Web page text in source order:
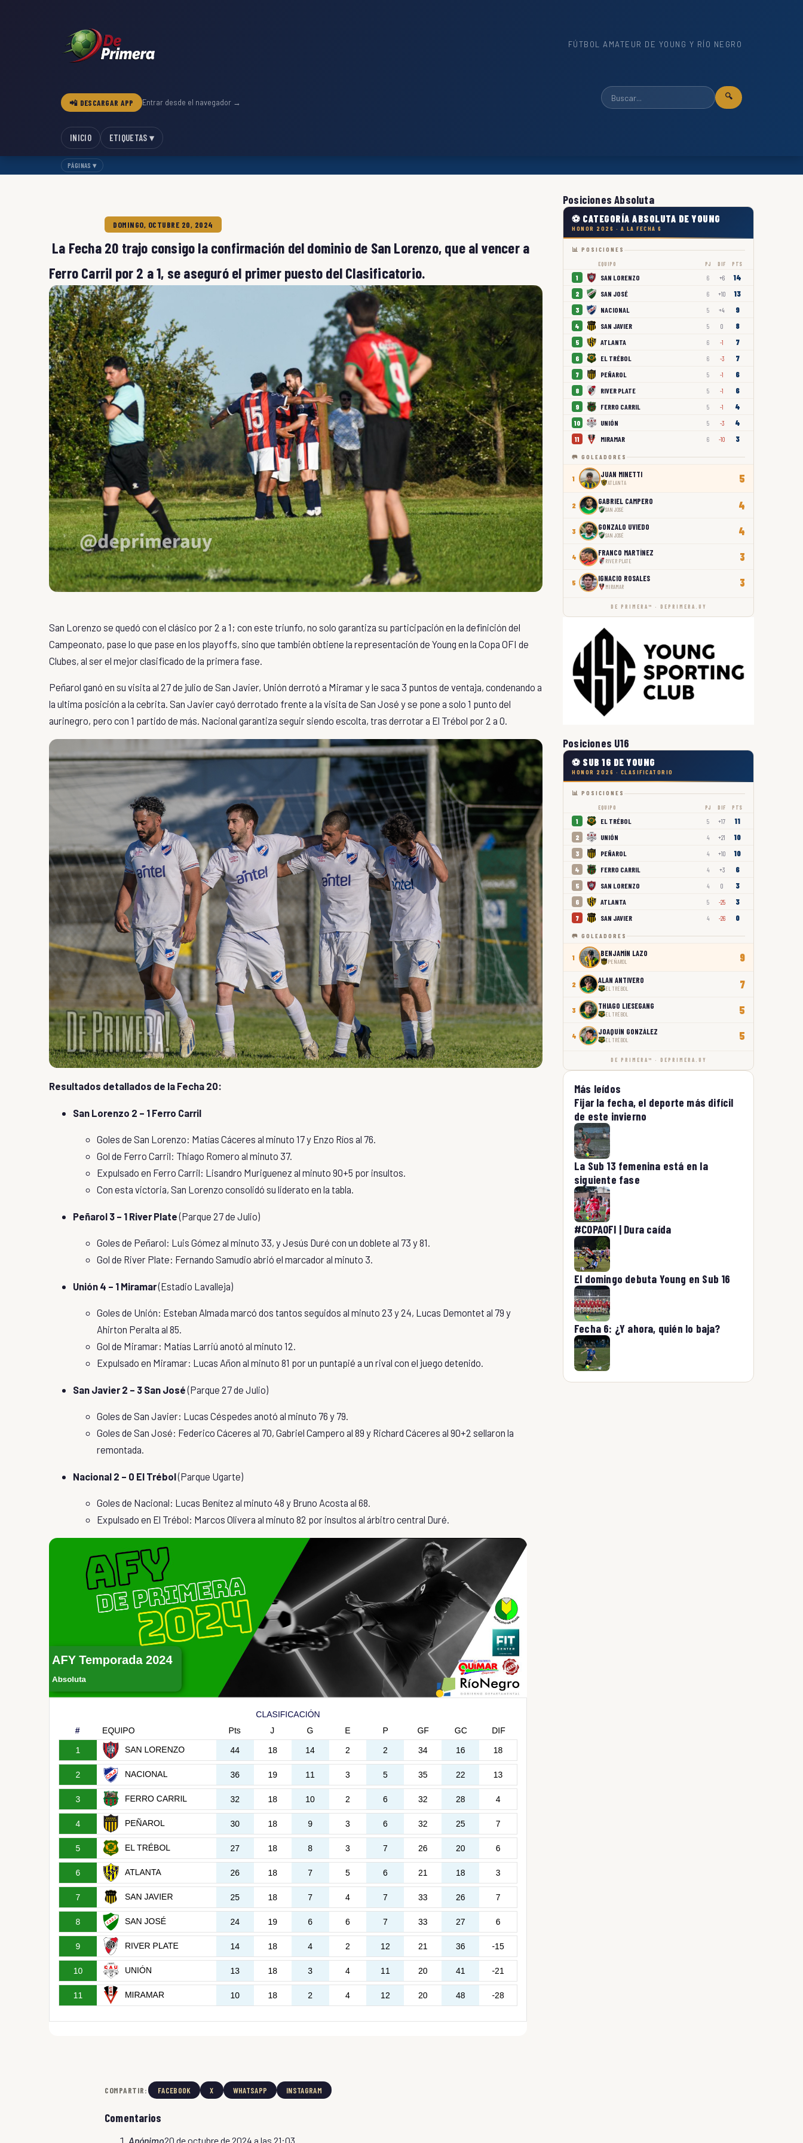
FÚTBOL AMATEUR DE YOUNG Y RÍO NEGRO
📲 DESCARGAR APP Entrar desde el navegador →
🔍
INICIO ETIQUETAS ▾
PÁGINAS ▾
DOMINGO, OCTUBRE 20, 2024
La Fecha 20 trajo consigo la confirmación del dominio de San Lorenzo, que al vencer a
Ferro Carril por 2 a 1, se aseguró el primer puesto del Clasificatorio.
San Lorenzo se quedó con el clásico por 2 a 1; con este triunfo, no solo garantiza su participación en la definición del
Campeonato, pase lo que pase en los playoffs, sino que también obtiene la representación de Young en la Copa OFI de
Clubes, al ser el mejor clasificado de la primera fase.
Peñarol ganó en su visita al 27 de julio de San Javier, Unión derrotó a Miramar y le saca 3 puntos de ventaja, condenando a
la ultima posición a la cebrita. San Javier cayó derrotado frente a la visita de San José y se pone a solo 1 punto del
aurinegro, pero con 1 partido de más. Nacional garantiza seguir siendo escolta, tras derrotar a El Trébol por 2 a 0.
Resultados detallados de la Fecha 20:
San Lorenzo 2 – 1 Ferro Carril
Goles de San Lorenzo: Matías Cáceres al minuto 17 y Enzo Ríos al 76.
Gol de Ferro Carril: Thiago Romero al minuto 37.
Expulsado en Ferro Carril: Lisandro Muriguenez al minuto 90+5 por insultos.
Con esta victoria, San Lorenzo consolidó su liderato en la tabla.
Peñarol 3 – 1 River Plate(Parque 27 de Julio)
Goles de Peñarol: Luis Gómez al minuto 33, y Jesús Duré con un doblete al 73 y 81.
Gol de River Plate: Fernando Samudio abrió el marcador al minuto 3.
Unión 4 – 1 Miramar(Estadio Lavalleja)
Goles de Unión: Esteban Almada marcó dos tantos seguidos al minuto 23 y 24, Lucas Demontet al 79 y
Ahirton Peralta al 85.
Gol de Miramar: Matías Larriú anotó al minuto 12.
Expulsado en Miramar: Lucas Añon al minuto 81 por un puntapié a un rival con el juego detenido.
San Javier 2 – 3 San José(Parque 27 de Julio)
Goles de San Javier: Lucas Céspedes anotó al minuto 76 y 79.
Goles de San José: Federico Cáceres al 70, Gabriel Campero al 89 y Richard Cáceres al 90+2 sellaron la
remontada.
Nacional 2 – 0 El Trébol(Parque Ugarte)
Goles de Nacional: Lucas Benítez al minuto 48 y Bruno Acosta al 68.
Expulsado en El Trébol: Marcos Olivera al minuto 82 por insultos al árbitro central Duré.
COMPARTIR: FACEBOOK X WHATSAPP INSTAGRAM
Comentarios
Anónimo20 de octubre de 2024 a las 21:03
Posiciones Absoluta
⚽ CATEGORÍA ABSOLUTA DE YOUNG
HONOR 2026 · A LA FECHA 6
📊 POSICIONES
EQUIPO PJ DIF PTS
1 SAN LORENZO 6 +6 14
2 SAN JOSÉ 6 +10 13
3 NACIONAL 5 +4 9
4 SAN JAVIER 5 0 8
5 ATLANTA 6 -1 7
6 EL TRÉBOL 6 -3 7
7 PEÑAROL 5 -1 6
8 RIVER PLATE 5 -1 6
9 FERRO CARRIL 5 -1 4
10 UNIÓN 5 -3 4
11 MIRAMAR 6 -10 3
🥅 GOLEADORES
1 JUAN MINETTI
ATLANTA 5
2 GABRIEL CAMPERO
SAN JOSÉ 4
3 GONZALO UVIEDO
SAN JOSÉ 4
4 FRANCO MARTÍNEZ
RIVER PLATE 3
5 IGNACIO ROSALES
MIRAMAR 3
DE PRIMERA™ · DEPRIMERA.UY
Posiciones U16
⚽ SUB 16 DE YOUNG
HONOR 2026 · CLASIFICATORIO
📊 POSICIONES
EQUIPO PJ DIF PTS
1 EL TRÉBOL 5 +17 11
2 UNIÓN 4 +21 10
3 PEÑAROL 4 +10 10
4 FERRO CARRIL 4 +3 6
5 SAN LORENZO 4 0 3
6 ATLANTA 5 -25 3
7 SAN JAVIER 4 -26 0
🥅 GOLEADORES
1 BENJAMÍN LAZO
PEÑAROL 9
2 ALAN ANTIVERO
EL TRÉBOL 7
3 THIAGO LIESEGANG
EL TRÉBOL 5
4 JOAQUÍN GONZÁLEZ
EL TRÉBOL 5
DE PRIMERA™ · DEPRIMERA.UY
Más leídos
Fijar la fecha, el deporte más difícil
de este invierno
La Sub 13 femenina está en la
siguiente fase
#COPAOFI | Dura caída
El domingo debuta Young en Sub 16
Fecha 6: ¿Y ahora, quién lo baja?